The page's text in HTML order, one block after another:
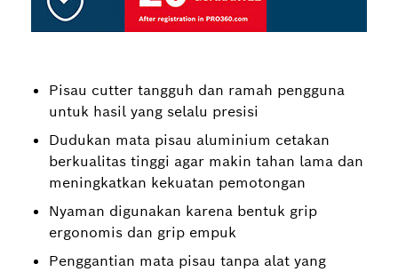
Pisau cutter tangguh dan ramah pengguna
untuk hasil yang selalu presisi
Dudukan mata pisau aluminium cetakan
berkualitas tinggi agar makin tahan lama dan
meningkatkan kekuatan pemotongan
Nyaman digunakan karena bentuk grip
ergonomis dan grip empuk
Penggantian mata pisau tanpa alat yang